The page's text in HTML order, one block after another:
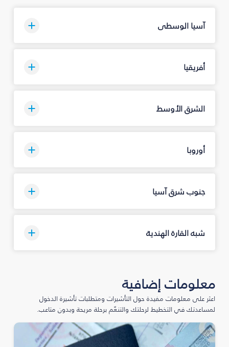
آسيا الوسطى
أفريقيا
الشرق الأوسط
أوروبا
جنوب شرق آسيا
شبه القارة الهندية
معلومات إضافية
اعثر على معلومات مفيدة حول التأشيرات ومتطلبات تأشيرة الدخول
لمساعدتك في التخطيط لرحلتك والتنعّم برحلة مريحة وبدون متاعب.